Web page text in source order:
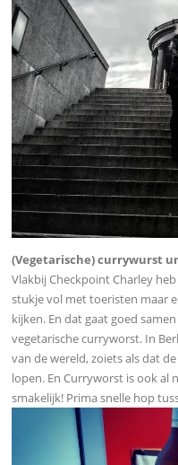
(Vegetarische) currywurst
Vlakbij Checkpoint Charley
stukje vol met toeristen maar
kijken. En dat gaat goed
vegetarische curryworst. In
van de wereld, zoiets als dat
lopen. En Curryworst is ook al
smakelijk! Prima snelle hop